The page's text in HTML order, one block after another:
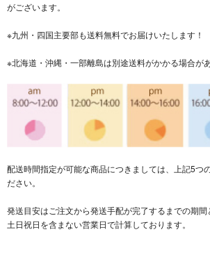
がございます。
※九州・四国主要部も送料無料でお届けいたします！
※北海道・沖縄・一部離島は別途送料がかかる場合があ
配送時間指定が可能な商品につきましては、上記5つ
ださい。
発送目安はご注文から発送手配が完了するまでの期間
土日祝日を含まない営業日で計算しております。